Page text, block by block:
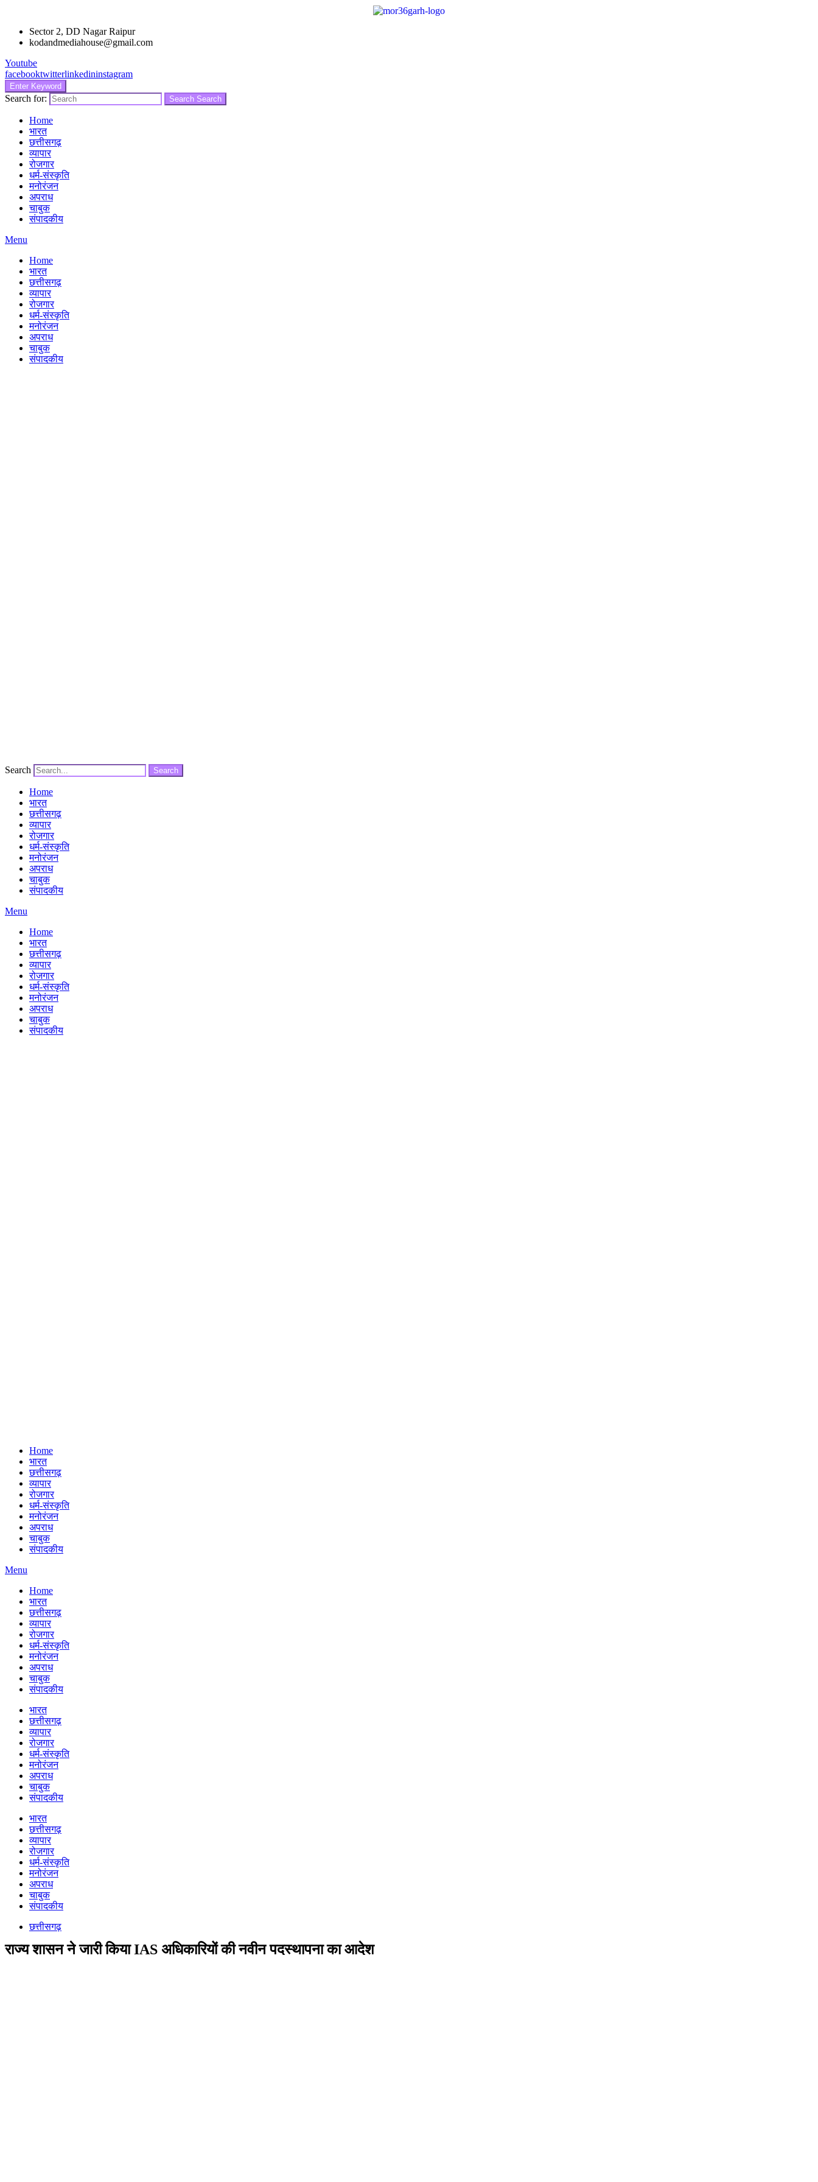
Sector 2, DD Nagar Raipur
kodandmediahouse@gmail.com
Youtube
facebooktwitterlinkedininstagram
Enter Keyword
Search for: Search Search
Home
भारत
छत्तीसगढ़
व्यापार
रोजगार
धर्म-संस्कृति
मनोरंजन
अपराध
चाबुक
संपादकीय
Menu
Home
भारत
छत्तीसगढ़
व्यापार
रोजगार
धर्म-संस्कृति
मनोरंजन
अपराध
चाबुक
संपादकीय
Search Search
Home
भारत
छत्तीसगढ़
व्यापार
रोजगार
धर्म-संस्कृति
मनोरंजन
अपराध
चाबुक
संपादकीय
Menu
Home
भारत
छत्तीसगढ़
व्यापार
रोजगार
धर्म-संस्कृति
मनोरंजन
अपराध
चाबुक
संपादकीय
Home
भारत
छत्तीसगढ़
व्यापार
रोजगार
धर्म-संस्कृति
मनोरंजन
अपराध
चाबुक
संपादकीय
Menu
Home
भारत
छत्तीसगढ़
व्यापार
रोजगार
धर्म-संस्कृति
मनोरंजन
अपराध
चाबुक
संपादकीय
भारत
छत्तीसगढ़
व्यापार
रोजगार
धर्म-संस्कृति
मनोरंजन
अपराध
चाबुक
संपादकीय
भारत
छत्तीसगढ़
व्यापार
रोजगार
धर्म-संस्कृति
मनोरंजन
अपराध
चाबुक
संपादकीय
छत्तीसगढ़
राज्य शासन ने जारी किया IAS अधिकारियों की नवीन पदस्थापना का आदेश